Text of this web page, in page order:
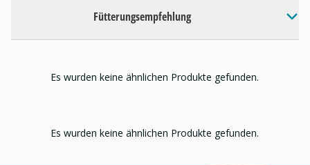
Fütterungsempfehlung
Es wurden keine ähnlichen Produkte gefunden.
Es wurden keine ähnlichen Produkte gefunden.